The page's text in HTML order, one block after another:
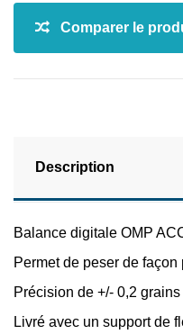
Description
Balance digitale OMP
Permet de peser de
Précision de +/- 0,2 grains
Livré avec un support de